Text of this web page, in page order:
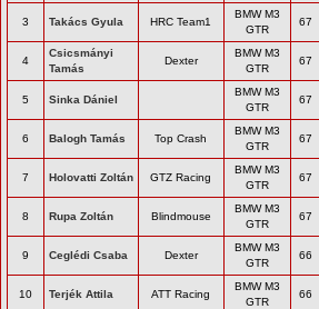
3 Takács Gyula HRC Team1
BMW M3
GTR
67
4
Csicsmányi
Tamás
Dexter
BMW M3
GTR
67
5 Sinka Dániel
BMW M3
GTR
67
6 Balogh Tamás Top Crash
BMW M3
GTR
67
7 Holovatti Zoltán GTZ Racing
BMW M3
GTR
67
8 Rupa Zoltán Blindmouse
BMW M3
GTR
67
9 Ceglédi Csaba Dexter
BMW M3
GTR
66
10 Terjék Attila ATT Racing
BMW M3
GTR
66